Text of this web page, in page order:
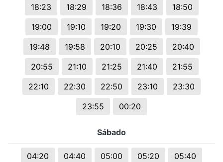
18:23
18:29 18:36 18:43
18:50
19:00
19:10 19:20 19:30
19:39
19:48
19:58 20:10 20:25
20:40
20:55
21:10 21:25 21:40
21:55
22:10
22:30 22:50 23:10
23:30
23:55
00:20
Sábado
04:20 04:40 05:00 05:20
05:40